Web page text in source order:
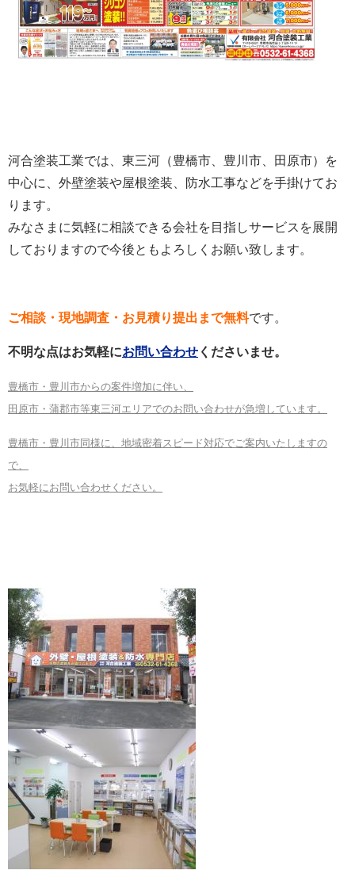
河合塗装工業では、東三河（豊橋市、豊川市、田原市）を
中心に、外壁塗装や屋根塗装、防水工事などを手掛けてお
ります。
みなさまに気軽に相談できる会社を目指しサービスを展開
しておりますので今後ともよろしくお願い致します。
ご相談・現地調査・お見積り提出まで無料です。
不明な点はお気軽にお問い合わせ くださいませ。
豊橋市・豊川市からの案件増加に伴い、
田原市・蒲郡市等東三河エリアでのお問い合わせが急増しています。
豊橋市・豊川市同様に、地域密着スピード対応でご案内いたしますの
で、
お気軽にお問い合わせください。